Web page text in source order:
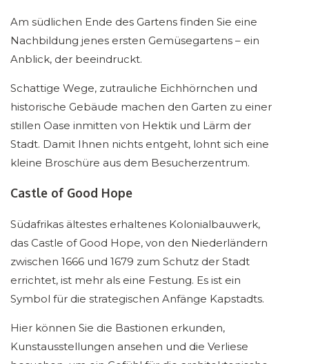
Am südlichen Ende des Gartens finden Sie eine
Nachbildung jenes ersten Gemüsegartens – ein
Anblick, der beeindruckt.
Schattige Wege, zutrauliche Eichhörnchen und
historische Gebäude machen den Garten zu einer
stillen Oase inmitten von Hektik und Lärm der
Stadt. Damit Ihnen nichts entgeht, lohnt sich eine
kleine Broschüre aus dem Besucherzentrum.
Castle of Good Hope
Südafrikas ältestes erhaltenes Kolonialbauwerk,
das Castle of Good Hope, von den Niederländern
zwischen 1666 und 1679 zum Schutz der Stadt
errichtet, ist mehr als eine Festung. Es ist ein
Symbol für die strategischen Anfänge Kapstadts.
Hier können Sie die Bastionen erkunden,
Kunstausstellungen ansehen und die Verliese